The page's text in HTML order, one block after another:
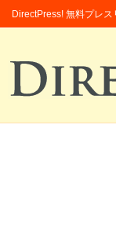
DirectPress! 無料プレ